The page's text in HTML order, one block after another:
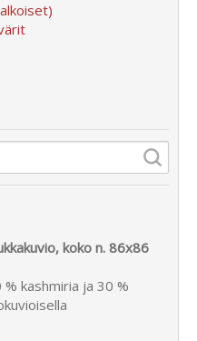
koko n. 86x86
% kashmiria ja 30 %